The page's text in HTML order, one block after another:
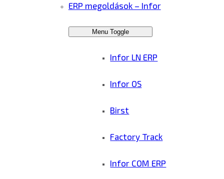
ERP megoldások – Infor
Menu Toggle
Infor LN ERP
Infor OS
Birst
Factory Track
Infor COM ERP